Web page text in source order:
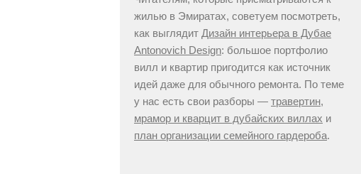
жилью в Эмиратах, советуем посмотреть,
как выглядит Дизайн интерьера в Дубае
Antonovich Design: большое портфолио
вилл и квартир пригодится как источник
идей даже для обычного ремонта. По теме
у нас есть свои разборы — травертин,
мрамор и кварцит в дубайских виллах и
план организации семейного гардероба.